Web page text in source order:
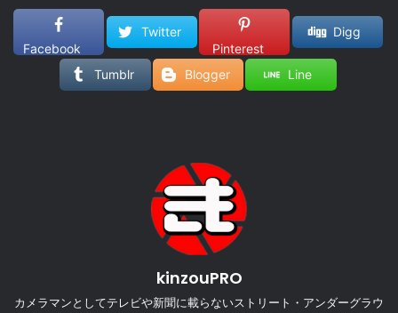
Facebook
Twitter
Pinterest
Digg
Tumblr Blogger Line
kinzouPRO
カメラマンとしてテレビや新聞に載らないストリート・アンダーグラウ